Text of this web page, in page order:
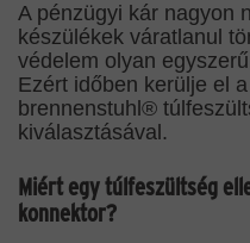
A pénzügyi kár nagyon
készülékek váratlanul
védelem olyan
Ezért időben kerülje el
brennenstuhl®
kiválasztásával.
Miért egy túlfeszültség
konnektor?